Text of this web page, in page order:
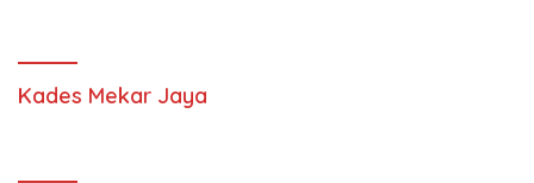
Kades Mekar Jaya